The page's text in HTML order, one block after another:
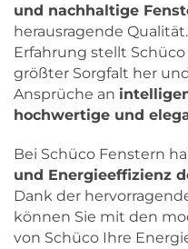
und nachhaltige
herausragende
Erfahrung stellt
größter Sorgfalt her
Ansprüche an
hochwertige und
Bei Schüco Fenstern
und Energieeffizienz
Dank der
können Sie mit den
von Schüco Ihre